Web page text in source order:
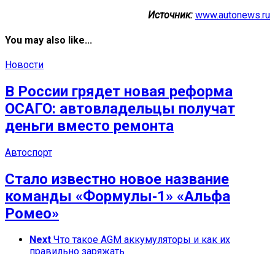
Источник: www.autonews.ru
You may also like...
Новости
В России грядет новая реформа
ОСАГО: автовладельцы получат
деньги вместо ремонта
Автоспорт
Стало известно новое название
команды «Формулы‑1» «Альфа
Ромео»
Next Что такое AGM аккумуляторы и как их
правильно заряжать